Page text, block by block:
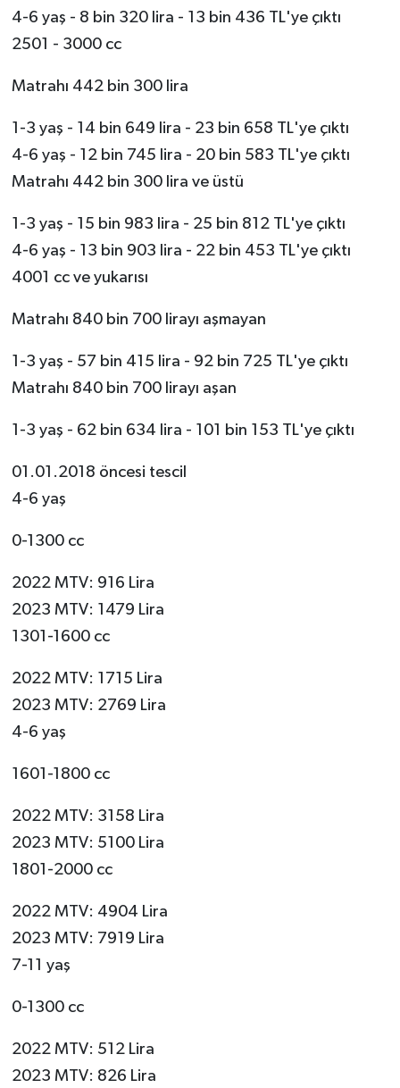
4-6 yaş - 8 bin 320 lira - 13 bin 436 TL'ye çıktı
2501 - 3000 cc
Matrahı 442 bin 300 lira
1-3 yaş - 14 bin 649 lira - 23 bin 658 TL'ye çıktı
4-6 yaş - 12 bin 745 lira - 20 bin 583 TL'ye çıktı
Matrahı 442 bin 300 lira ve üstü
1-3 yaş - 15 bin 983 lira - 25 bin 812 TL'ye çıktı
4-6 yaş - 13 bin 903 lira - 22 bin 453 TL'ye çıktı
4001 cc ve yukarısı
Matrahı 840 bin 700 lirayı aşmayan
1-3 yaş - 57 bin 415 lira - 92 bin 725 TL'ye çıktı
Matrahı 840 bin 700 lirayı aşan
1-3 yaş - 62 bin 634 lira - 101 bin 153 TL'ye çıktı
01.01.2018 öncesi tescil
4-6 yaş
0-1300 cc
2022 MTV: 916 Lira
2023 MTV: 1479 Lira
1301-1600 cc
2022 MTV: 1715 Lira
2023 MTV: 2769 Lira
4-6 yaş
1601-1800 cc
2022 MTV: 3158 Lira
2023 MTV: 5100 Lira
1801-2000 cc
2022 MTV: 4904 Lira
2023 MTV: 7919 Lira
7-11 yaş
0-1300 cc
2022 MTV: 512 Lira
2023 MTV: 826 Lira